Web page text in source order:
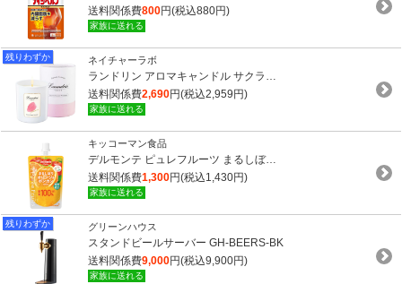
送料関係費800円(税込880円)
家族に送れる
残りわずか ネイチャーラボ
ランドリン アロマキャンドル サクラ…
送料関係費2,690円(税込2,959円)
家族に送れる
キッコーマン食品
デルモンテ ピュレフルーツ まるしぼ…
送料関係費1,300円(税込1,430円)
家族に送れる
残りわずか グリーンハウス
スタンドビールサーバー GH-BEERS-BK
送料関係費9,000円(税込9,900円)
家族に送れる